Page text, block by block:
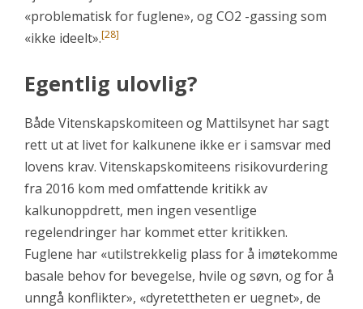
«problematisk for fuglene», og CO2 -gassing som
«ikke ideelt».[28]
Egentlig ulovlig?
Både Vitenskapskomiteen og Mattilsynet har sagt
rett ut at livet for kalkunene ikke er i samsvar med
lovens krav. Vitenskapskomiteens risikovurdering
fra 2016 kom med omfattende kritikk av
kalkunoppdrett, men ingen vesentlige
regelendringer har kommet etter kritikken.
Fuglene har «utilstrekkelig plass for å imøtekomme
basale behov for bevegelse, hvile og søvn, og for å
unngå konflikter», «dyretettheten er uegnet», de